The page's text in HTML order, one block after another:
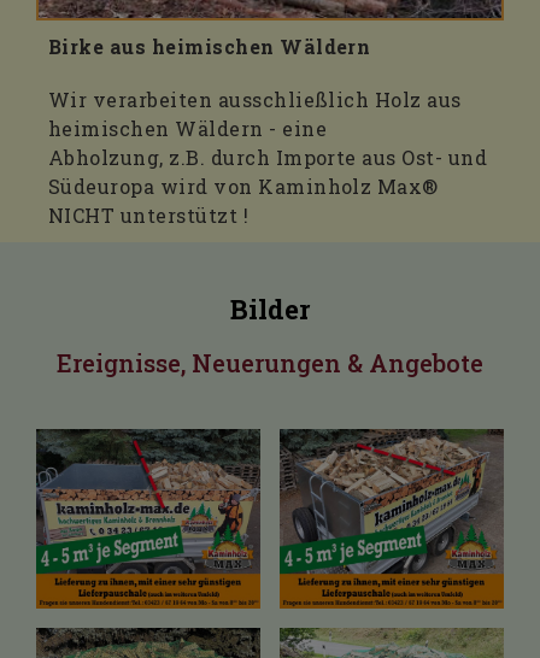
Birke aus heimischen Wäldern
Wir verarbeiten ausschließlich Holz aus
heimischen Wäldern - eine
Abholzung, z.B. durch Importe aus Ost- und
Südeuropa wird von Kaminholz Max®
NICHT unterstützt !
Bilder
Ereignisse, Neuerungen & Angebote